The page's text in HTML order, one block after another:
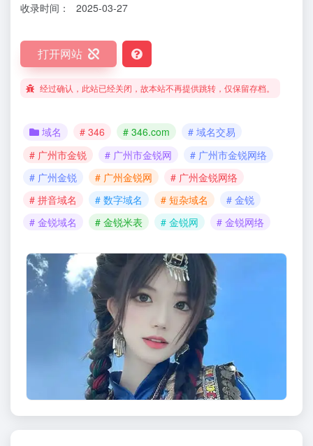
收录时间： 2025-03-27
打开网站
经过确认，此站已经关闭，故本站不再提供跳转，仅保留存档。
域名 # 346 # 346.com
# 域名交易
# 广州市金锐
# 广州市金锐网
# 广州市金锐网络
# 广州金锐
# 广州金锐网
# 广州金锐网络
# 拼音域名
# 数字域名 # 短杂域名
# 金锐
# 金锐域名
# 金锐米表 # 金锐网 # 金锐网络